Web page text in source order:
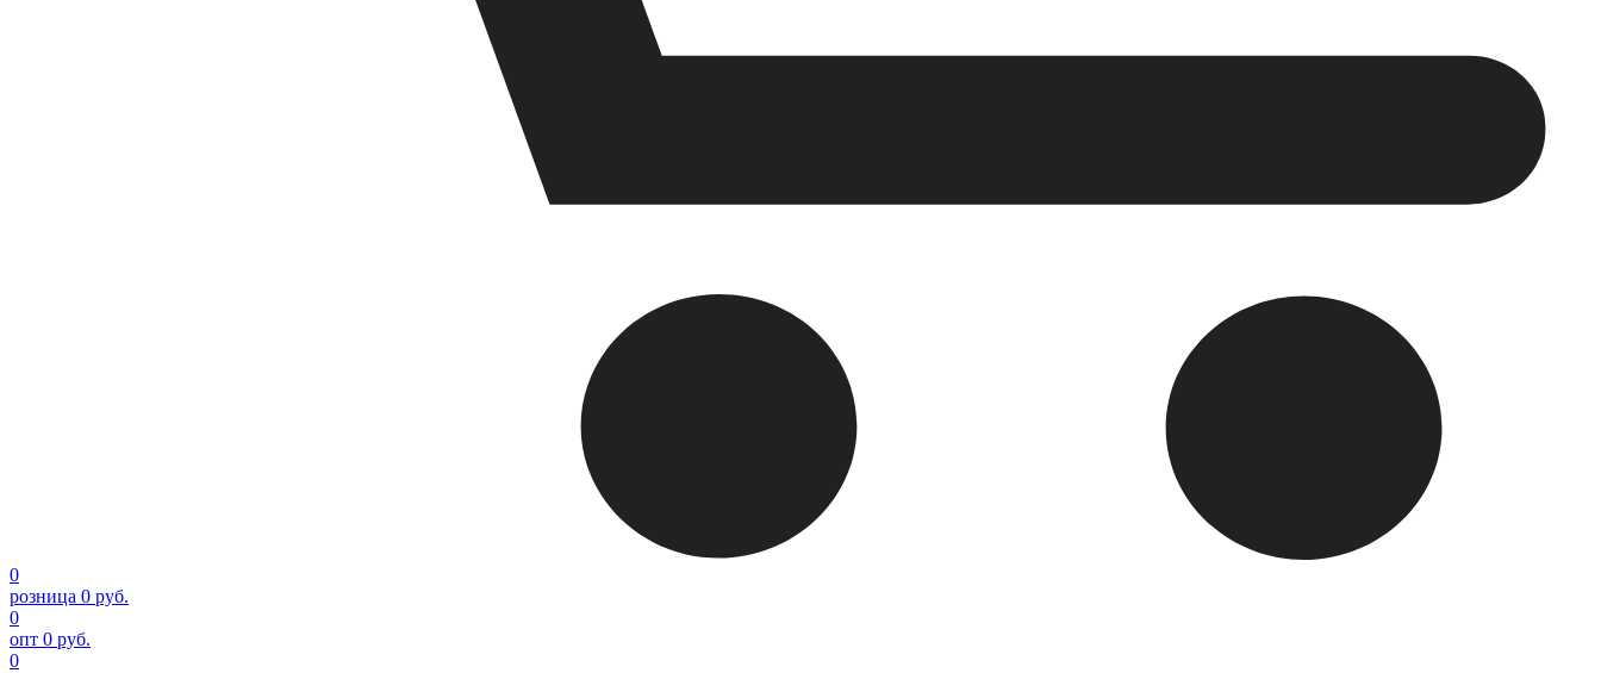
0
розница 0 руб.
0
опт 0 руб.
0